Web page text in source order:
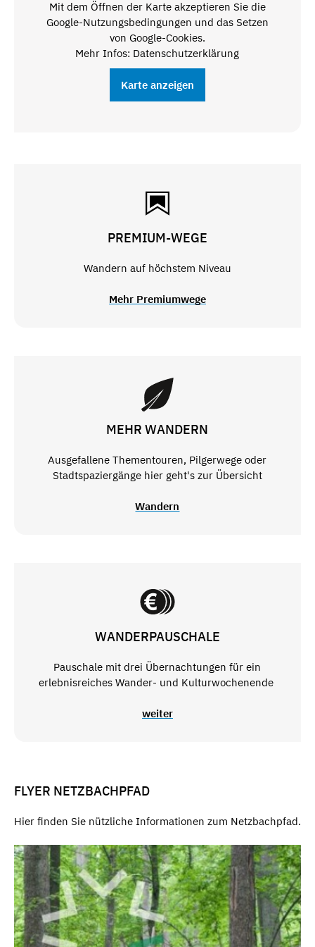
Mit dem Öffnen der Karte akzeptieren Sie die
Google-Nutzungsbedingungen und das Setzen
von Google-Cookies.
Mehr Infos: Datenschutzerklärung
Karte anzeigen
PREMIUM-WEGE
Wandern auf höchstem Niveau
Mehr Premiumwege
MEHR WANDERN
Ausgefallene Thementouren, Pilgerwege oder
Stadtspaziergänge hier geht's zur Übersicht
Wandern
WANDERPAUSCHALE
Pauschale mit drei Übernachtungen für ein
erlebnisreiches Wander- und Kulturwochenende
weiter
FLYER NETZBACHPFAD
Hier finden Sie nützliche Informationen zum Netzbachpfad.